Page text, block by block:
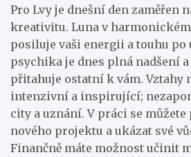
Pro Lvy je dnešní den zaměřen
kreativitu. Luna v
posiluje vaši energii a touhu po
psychika je dnes plná nadšení
přitahuje ostatní k vám. Vztahy
intenzivní a inspirující;
city a uznání. V práci se můžete
nového projektu a ukázat své
Finančně máte možnost učinit